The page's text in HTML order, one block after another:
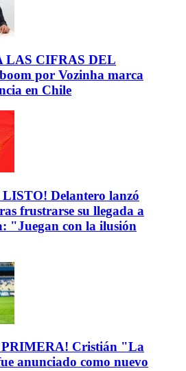
LAS CIFRAS DEL
por Vozinha marca
en Chile
Delantero lanzó
frustrarse su llegada a
"Juegan con la ilusión
PRIMERA! Cristián "La
anunciado como nuevo